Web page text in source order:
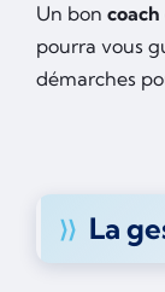
Un bon
pourra vous
démarches
La